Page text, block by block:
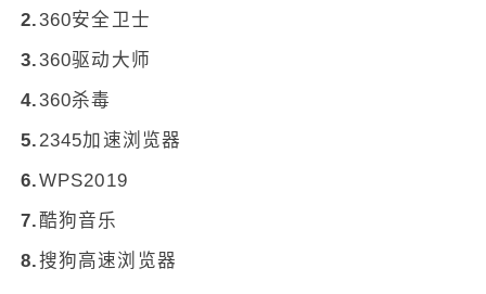
2.360安全卫士
3.360驱动大师
4.360杀毒
5.2345加速浏览器
6.WPS2019
7. 酷狗音乐
8.搜狗高速浏览器